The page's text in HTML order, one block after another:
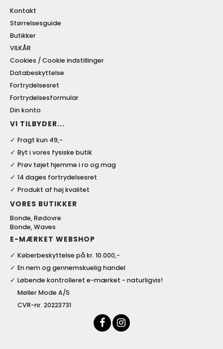
Kontakt
Størrelsesguide
Butikker
VILKÅR
Cookies / Cookie indstillinger
Databeskyttelse
Fortrydelsesret
Fortrydelsesformular
Din konto
VI TILBYDER...
Fragt kun 49,-
Byt i vores fysiske butik
Prøv tøjet hjemme i ro og mag
14 dages fortrydelsesret
Produkt af høj kvalitet
VORES BUTIKKER
Bonde, Rødovre
Bonde, Waves
E-MÆRKET WEBSHOP
Køberbeskyttelse på kr. 10.000,-
En nem og gennemskuelig handel
Løbende kontrolleret e-mærket - naturligvis!
Møller Mode A/S
CVR-nr. 20223731